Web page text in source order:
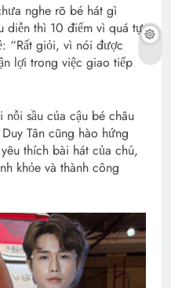
nghe rõ bé hát gì
diễn thì 10 điểm vì quá tự
“Rất giỏi, vì nói được
lợi trong việc giao tiếp
nỗi sầu của cậu bé châu
Tân cũng hào hứng
thích bài hát của chú,
khỏe và thành công